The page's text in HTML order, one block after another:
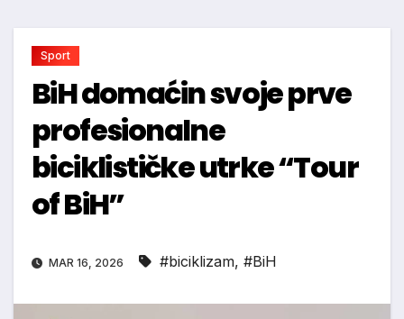
Sport
BiH domaćin svoje prve
profesionalne
biciklističke utrke “Tour
of BiH”
MAR 16, 2026 #biciklizam, #BiH